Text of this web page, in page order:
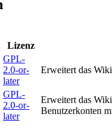
Lizenz
GPL-
2.0-or-
later
Erweitert das
GPL-
2.0-or-
later
Erweitert das
Benutzerkonten